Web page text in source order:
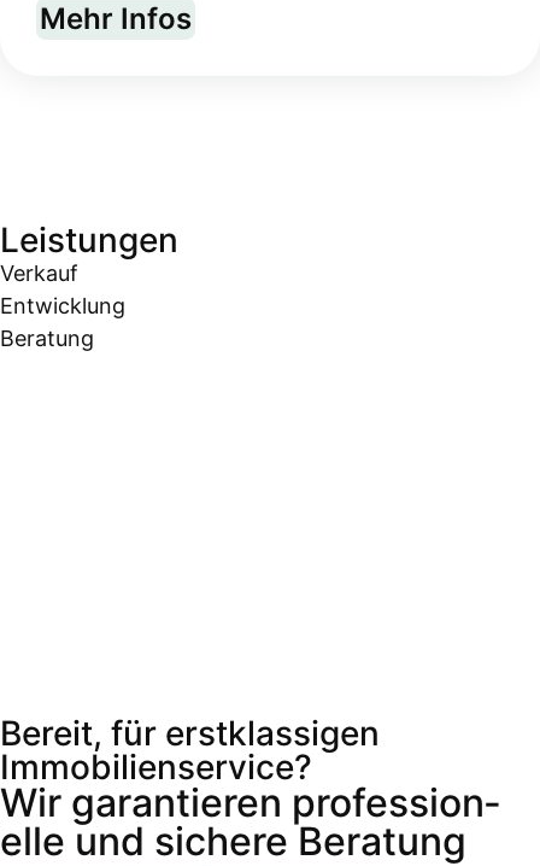
Mehr Infos
Leistungen
Verkauf
Entwicklung
Beratung
Bereit, für erstklassigen
Immobilienservice?
Wir garantieren profession­­
elle und sichere Beratung